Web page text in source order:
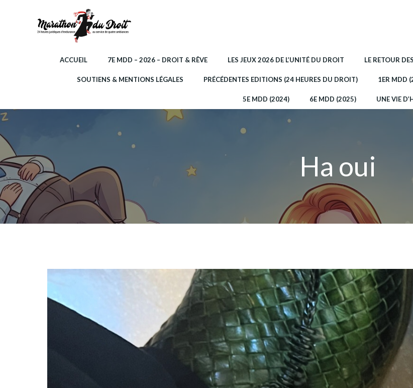
ACCUEIL 7E MDD – 2026 – DROIT & RÊVE LES JEUX 2026 DE L’UNITÉ DU DROIT LE RETOUR
SOUTIENS & MENTIONS LÉGALES PRÉCÉDENTES EDITIONS (24 HEURES DU DROIT) 1ER MDD
5E MDD (2024) 6E MDD (2025) UNE VIE
Ha oui